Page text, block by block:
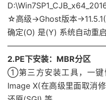
☆高级→Ghost版本
确定(O) 是(Y) 系统自动重
2.PE下安装：MBR分区
①第三方安装工具，一键
Image X(在高级里面取消